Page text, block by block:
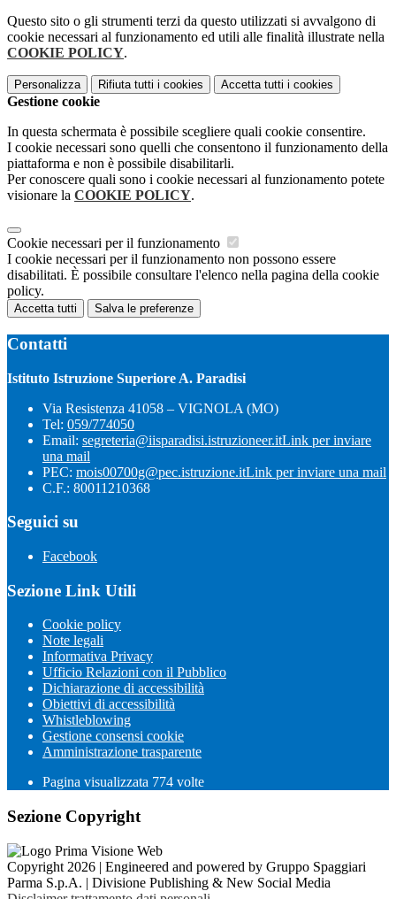
Questo sito o gli strumenti terzi da questo utilizzati si avvalgono di
cookie necessari al funzionamento ed utili alle finalità illustrate nella
COOKIE POLICY.
Personalizza Rifiuta tutti i cookies Accetta tutti i cookies
Gestione cookie
In questa schermata è possibile scegliere quali cookie consentire.
I cookie necessari sono quelli che consentono il funzionamento della
piattaforma e non è possibile disabilitarli.
Per conoscere quali sono i cookie necessari al funzionamento potete
visionare la COOKIE POLICY.
Cookie necessari per il funzionamento
I cookie necessari per il funzionamento non possono essere
disabilitati. È possibile consultare l'elenco nella pagina della cookie
policy.
Accetta tutti Salva le preferenze
Contatti
Istituto Istruzione Superiore A. Paradisi
Via Resistenza 41058 – VIGNOLA (MO)
Tel: 059/774050
Email: segreteria@iisparadisi.istruzioneer.itLink per inviare
una mail
PEC: mois00700g@pec.istruzione.itLink per inviare una mail
C.F.: 80011210368
Seguici su
Facebook
Sezione Link Utili
Cookie policy
Note legali
Informativa Privacy
Ufficio Relazioni con il Pubblico
Dichiarazione di accessibilità
Obiettivi di accessibilità
Whistleblowing
Gestione consensi cookie
Amministrazione trasparente
Pagina visualizzata 774 volte
Sezione Copyright
Copyright 2026 | Engineered and powered by Gruppo Spaggiari
Parma S.p.A. | Divisione Publishing & New Social Media